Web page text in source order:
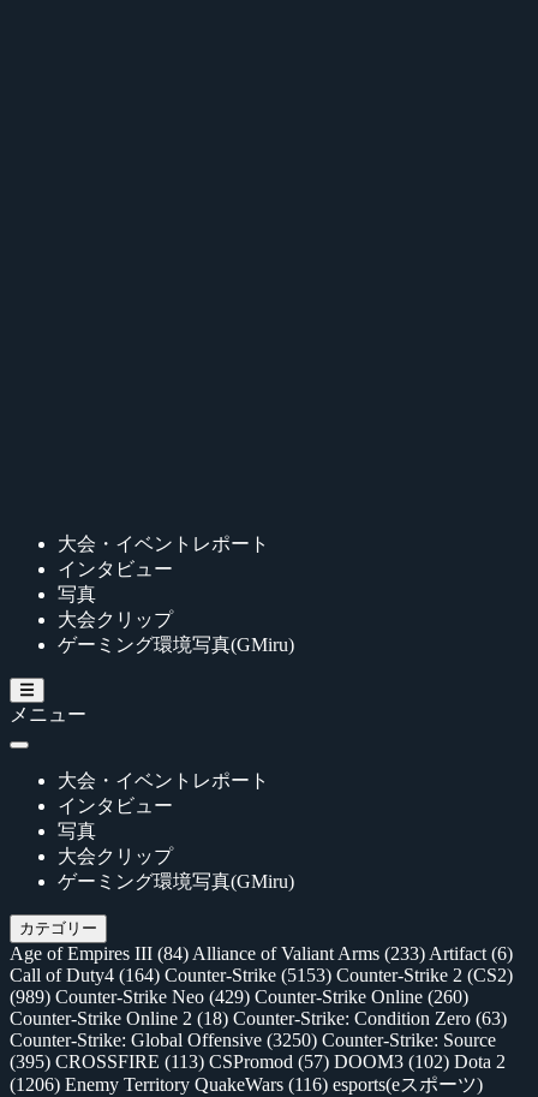
大会・イベントレポート
インタビュー
写真
大会クリップ
ゲーミング環境写真(GMiru)
メニュー
大会・イベントレポート
インタビュー
写真
大会クリップ
ゲーミング環境写真(GMiru)
カテゴリー
Age of Empires III (84) Alliance of Valiant Arms (233) Artifact (6)
Call of Duty4 (164) Counter-Strike (5153) Counter-Strike 2 (CS2)
(989) Counter-Strike Neo (429) Counter-Strike Online (260)
Counter-Strike Online 2 (18) Counter-Strike: Condition Zero (63)
Counter-Strike: Global Offensive (3250) Counter-Strike: Source
(395) CROSSFIRE (113) CSPromod (57) DOOM3 (102) Dota 2
(1206) Enemy Territory QuakeWars (116) esports(eスポーツ)